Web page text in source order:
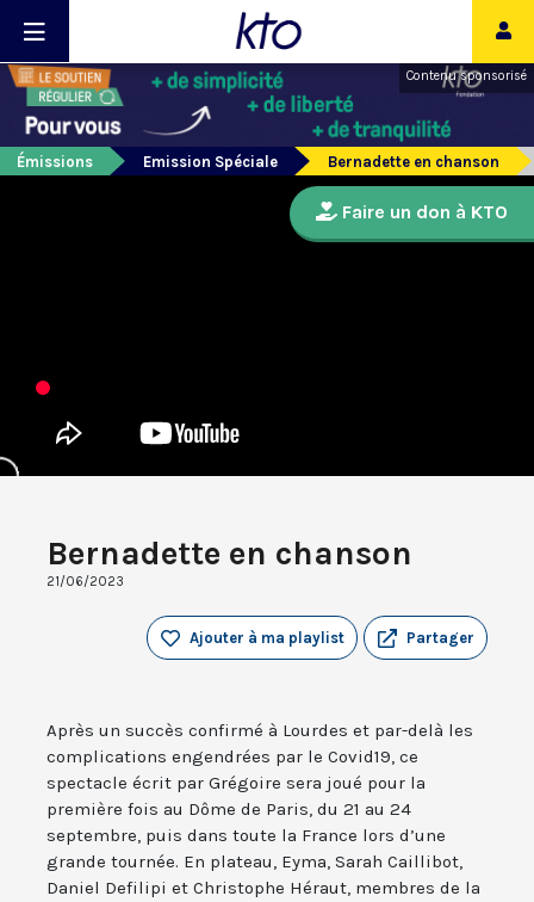
Contenu sponsorisé
Émissions Emission Spéciale Bernadette en chanson
Bernadette en chanson
21/06/2023
Partager
Ajouter à ma playlist
Après un succès confirmé à Lourdes et par-delà les
complications engendrées par le Covid19, ce
spectacle écrit par Grégoire sera joué pour la
première fois au Dôme de Paris, du 21 au 24
septembre, puis dans toute la France lors d’une
grande tournée. En plateau, Eyma, Sarah Caillibot,
Daniel Defilipi et Christophe Héraut, membres de la
Faire un don à KTO